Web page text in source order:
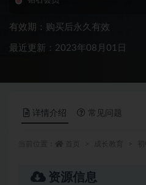
有效期：购买后永久有效
最近更新：2023年08月01日
详情介绍 常见问题
资源信息